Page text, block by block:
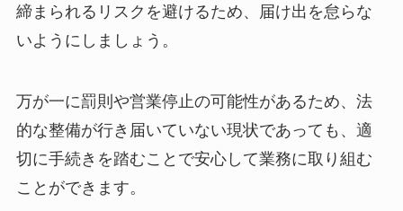
締まられるリスクを避けるため、届け出を怠らな
いようにしましょう。
万が一に罰則や営業停止の可能性があるため、法
的な整備が行き届いていない現状であっても、適
切に手続きを踏むことで安心して業務に取り組む
ことができます。